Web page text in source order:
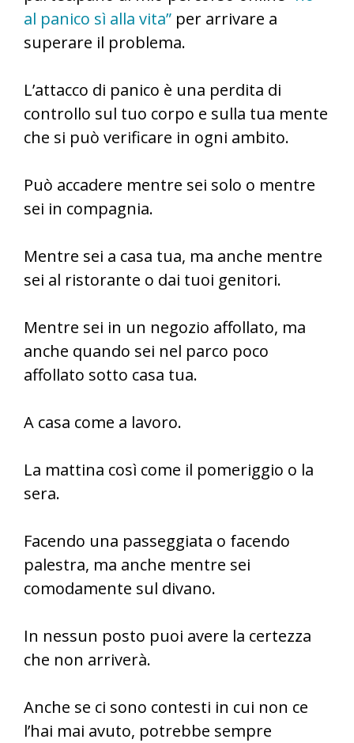
al panico sì alla vita” per arrivare a
superare il problema.
L’attacco di panico è una perdita di
controllo sul tuo corpo e sulla tua mente
che si può verificare in ogni ambito.
Può accadere mentre sei solo o mentre
sei in compagnia.
Mentre sei a casa tua, ma anche mentre
sei al ristorante o dai tuoi genitori.
Mentre sei in un negozio affollato, ma
anche quando sei nel parco poco
affollato sotto casa tua.
A casa come a lavoro.
La mattina così come il pomeriggio o la
sera.
Facendo una passeggiata o facendo
palestra, ma anche mentre sei
comodamente sul divano.
In nessun posto puoi avere la certezza
che non arriverà.
Anche se ci sono contesti in cui non ce
l’hai mai avuto, potrebbe sempre